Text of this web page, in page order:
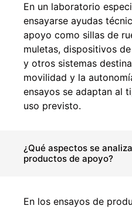
En un laboratorio
ensayarse ayudas
apoyo como sillas de
muletas, dispositivos
y otros sistemas
movilidad y la
ensayos se adaptan al
uso previsto.
¿Qué aspectos se
productos de apoyo?
En los ensayos de